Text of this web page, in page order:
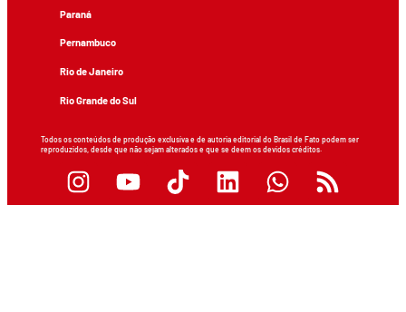
Paraná
Pernambuco
Rio de Janeiro
Rio Grande do Sul
Todos os conteúdos de produção exclusiva e de autoria editorial do Brasil de Fato podem ser
reproduzidos, desde que não sejam alterados e que se deem os devidos créditos.